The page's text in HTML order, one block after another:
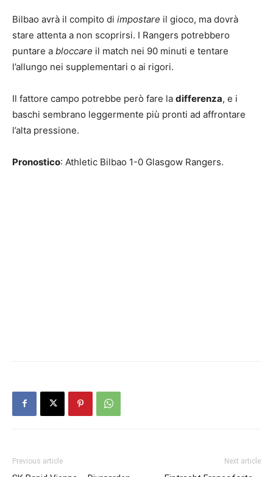
Bilbao avrà il compito di impostare il gioco, ma dovrà
stare attenta a non scoprirsi. I Rangers potrebbero
puntare a bloccare il match nei 90 minuti e tentare
l’allungo nei supplementari o ai rigori.
Il fattore campo potrebbe però fare la differenza, e i
baschi sembrano leggermente più pronti ad affrontare
l’alta pressione.
Pronostico: Athletic Bilbao 1-0 Glasgow Rangers.
Previous article Next article